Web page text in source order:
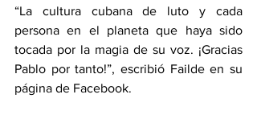
“La cultura cubana de luto y cada
persona en el planeta que haya sido
tocada por la magia de su voz. ¡Gracias
Pablo por tanto!”, escribió Failde en su
página de Facebook.